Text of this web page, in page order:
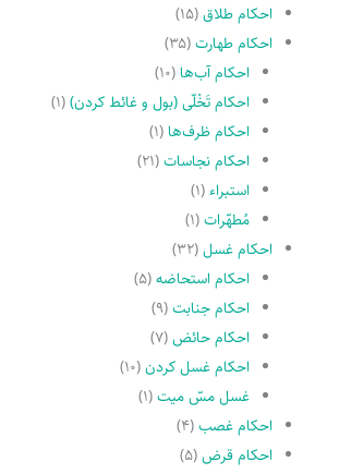
احکام طلاق(۱۵)
احکام طهارت(۳۵)
احکام آب‌ها(۱۰)
احکام تَخْلّى (بول و غائط کردن)(۱)
احکام ظرف‌ها(۱)
احکام نجاسات(۲۱)
استبراء(۱)
مُطهّرات(۱)
احکام غسل(۳۲)
احکام استحاضه(۵)
احکام جنابت(۹)
احکام حائض(۷)
احکام غسل کردن(۱۰)
غسل مسّ میت(۱)
احکام غصب(۴)
احکام قرض(۵)